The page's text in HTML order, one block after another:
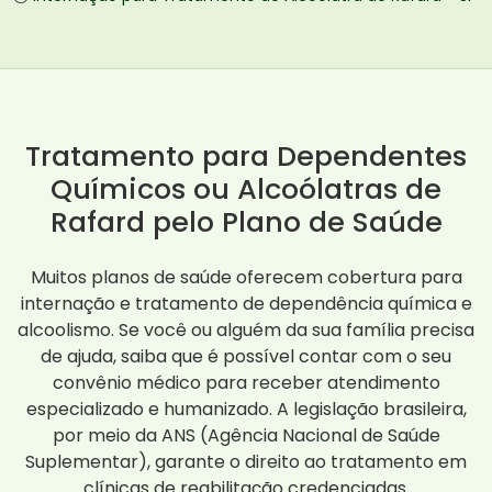
Tratamento para Dependentes
Químicos ou Alcoólatras de
Rafard pelo Plano de Saúde
Muitos planos de saúde oferecem cobertura para
internação e tratamento de dependência química e
alcoolismo. Se você ou alguém da sua família precisa
de ajuda, saiba que é possível contar com o seu
convênio médico para receber atendimento
especializado e humanizado. A legislação brasileira,
por meio da ANS (Agência Nacional de Saúde
Suplementar), garante o direito ao tratamento em